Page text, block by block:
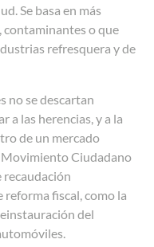
Se basa en más
contaminantes o que
refresquera y de
no se descartan
a las herencias, y a la
de un mercado
Movimiento Ciudadano
recaudación
reforma fiscal, como la
del